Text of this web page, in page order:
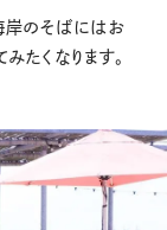
岸のそばにはお
たくなります。